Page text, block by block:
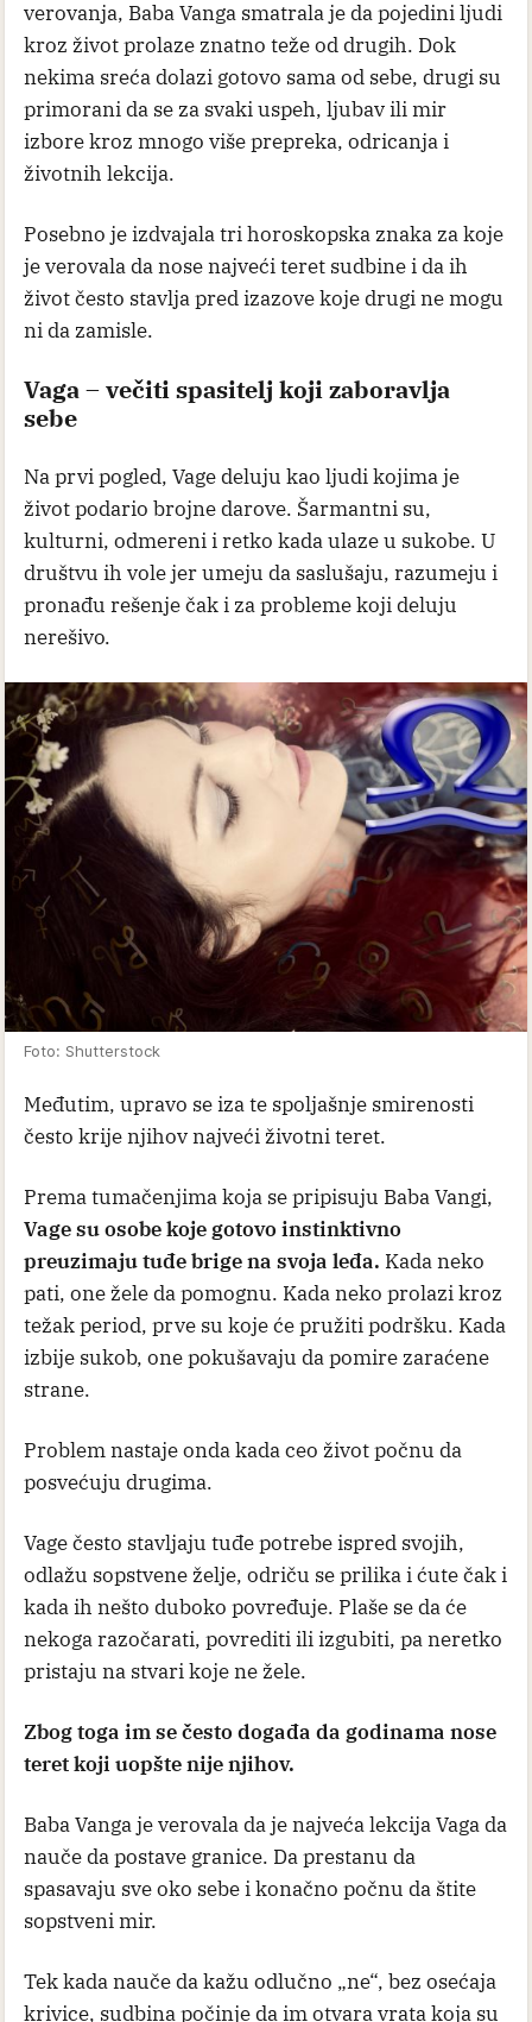
verovanja, Baba Vanga smatrala je da pojedini ljudi
kroz život prolaze znatno teže od drugih. Dok
nekima sreća dolazi gotovo sama od sebe, drugi su
primorani da se za svaki uspeh, ljubav ili mir
izbore kroz mnogo više prepreka, odricanja i
životnih lekcija.
Posebno je izdvajala tri horoskopska znaka za koje
je verovala da nose najveći teret sudbine i da ih
život često stavlja pred izazove koje drugi ne mogu
ni da zamisle.
Vaga – večiti spasitelj koji zaboravlja
sebe
Na prvi pogled, Vage deluju kao ljudi kojima je
život podario brojne darove. Šarmantni su,
kulturni, odmereni i retko kada ulaze u sukobe. U
društvu ih vole jer umeju da saslušaju, razumeju i
pronađu rešenje čak i za probleme koji deluju
nerešivo.
Foto: Shutterstock
Međutim, upravo se iza te spoljašnje smirenosti
često krije njihov najveći životni teret.
Prema tumačenjima koja se pripisuju Baba Vangi,
Vage su osobe koje gotovo instinktivno
preuzimaju tuđe brige na svoja leđa. Kada neko
pati, one žele da pomognu. Kada neko prolazi kroz
težak period, prve su koje će pružiti podršku. Kada
izbije sukob, one pokušavaju da pomire zaraćene
strane.
Problem nastaje onda kada ceo život počnu da
posvećuju drugima.
Vage često stavljaju tuđe potrebe ispred svojih,
odlažu sopstvene želje, odriču se prilika i ćute čak i
kada ih nešto duboko povređuje. Plaše se da će
nekoga razočarati, povrediti ili izgubiti, pa neretko
pristaju na stvari koje ne žele.
Zbog toga im se često događa da godinama nose
teret koji uopšte nije njihov.
Baba Vanga je verovala da je najveća lekcija Vaga da
nauče da postave granice. Da prestanu da
spasavaju sve oko sebe i konačno počnu da štite
sopstveni mir.
Tek kada nauče da kažu odlučno „ne“, bez osećaja
krivice, sudbina počinje da im otvara vrata koja su